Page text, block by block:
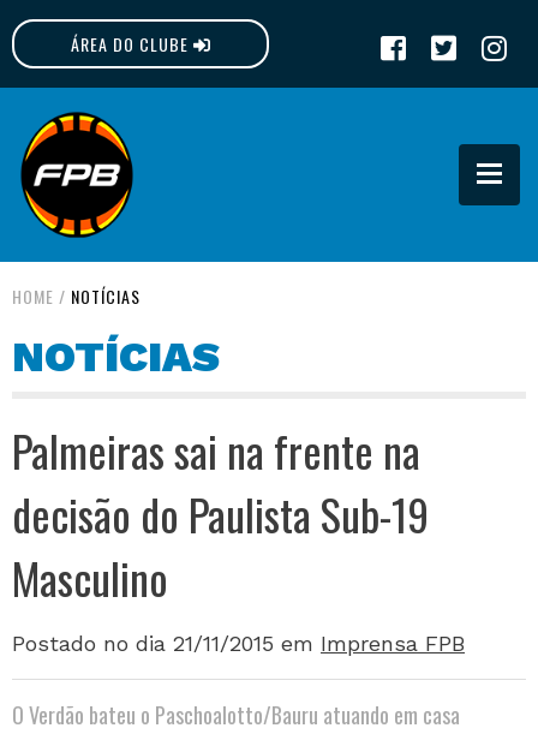
ÁREA DO CLUBE
FPB
HOME / NOTÍCIAS
NOTÍCIAS
Palmeiras sai na frente na
decisão do Paulista Sub-19
Masculino
Postado no dia 21/11/2015 em Imprensa FPB
O Verdão bateu o Paschoalotto/Bauru atuando em casa